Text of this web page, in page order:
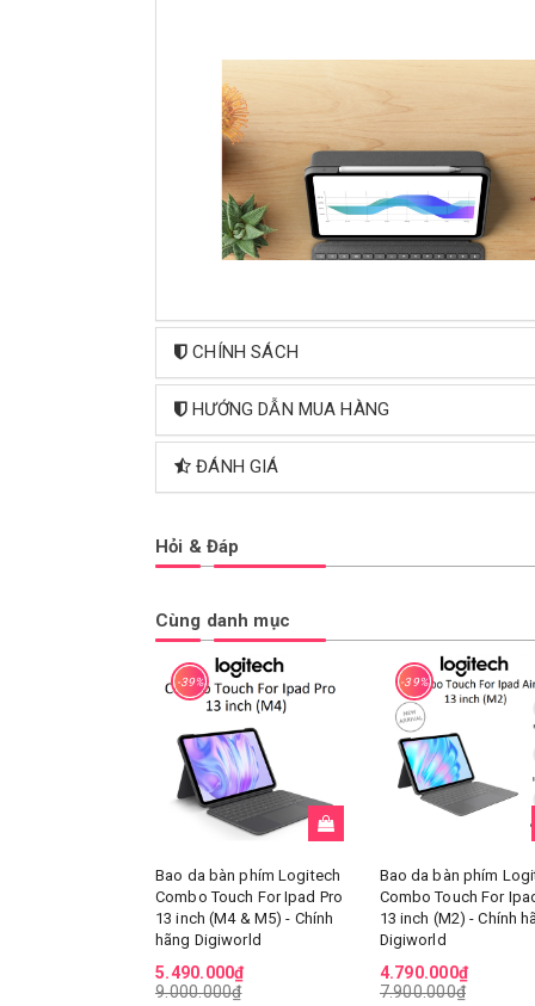
CHÍNH SÁCH
HƯỚNG DẪN MUA HÀNG
ĐÁNH GIÁ
Hỏi & Đáp
Cùng danh mục
-39%
Bao da bàn phím Logitech
Combo Touch For Ipad Pro
13 inch (M4 & M5) - Chính
hãng Digiworld
5.490.000₫
9.000.000₫
-39%
Bao da bàn phím
Combo Touch For
13 inch (M2) - Chính
Digiworld
4.790.000₫
7.900.000₫